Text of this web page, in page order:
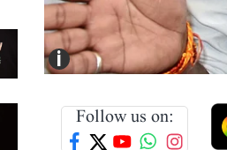
i
Follow us on: